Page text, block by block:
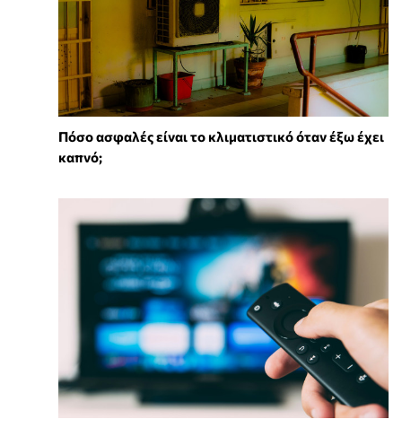
Πόσο ασφαλές είναι το κλιματιστικό όταν έξω έχει
καπνό;